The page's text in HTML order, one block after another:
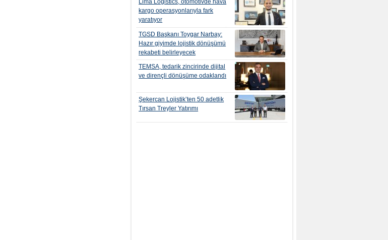
Lima Logistics, otomotivde hava
kargo operasyonlarıyla fark
yaratıyor
TGSD Başkanı Toygar Narbay:
Hazır giyimde lojistik dönüşümü
rekabeti belirleyecek
TEMSA, tedarik zincirinde dijital
ve dirençli dönüşüme odaklandı
Şekercan Lojistik’ten 50 adetlik
Tırsan Treyler Yatırımı